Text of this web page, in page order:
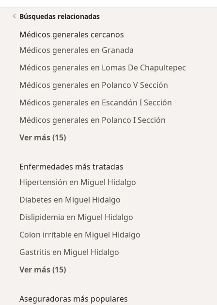
Búsquedas relacionadas
Médicos generales cercanos
Médicos generales en Granada
Médicos generales en Lomas De Chapultepec
Médicos generales en Polanco V Sección
Médicos generales en Escandón I Sección
Médicos generales en Polanco I Sección
Ver más (15)
Enfermedades más tratadas
Hipertensión en Miguel Hidalgo
Diabetes en Miguel Hidalgo
Dislipidemia en Miguel Hidalgo
Colon irritable en Miguel Hidalgo
Gastritis en Miguel Hidalgo
Ver más (15)
Aseguradoras más populares